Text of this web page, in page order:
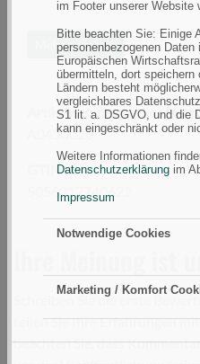
im Footer unserer Website
Bitte beachten Sie: Einige
personenbezogenen Daten
Europäischen
übermitteln, dort
Ländern besteht
vergleichbares
S1 lit. a. DSGVO, und die
kann eingeschränkt oder
Weitere Informationen
Datenschutzerklärung im
Impressum
Notwendige Cookies
Marketing / Komfort
die Lagerung von
um Brände zu vermeiden.
zeltsicheren Produkten und
atmungsaktives
zu erhalten.
Mehr anzeigen
Artikelnummer(n) des
A0450020
GTIN (EAN):
5056317740622
Ihre Meinung ist
Schreiben Sie die erste
teilen Sie Ihre Erfahrungen
beachten Sie, dass